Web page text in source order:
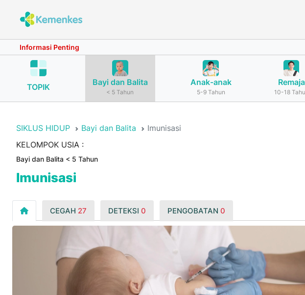
Informasi Penting
TOPIK Bayi dan Balita
< 5 Tahun
Anak-anak
5-9 Tahun
Remaja
10-18
SIKLUS HIDUP Bayi dan Balita
Imunisasi
KELOMPOK USIA :
Bayi dan Balita < 5 Tahun
Imunisasi
CEGAH 27 DETEKSI 0 PENGOBATAN 0